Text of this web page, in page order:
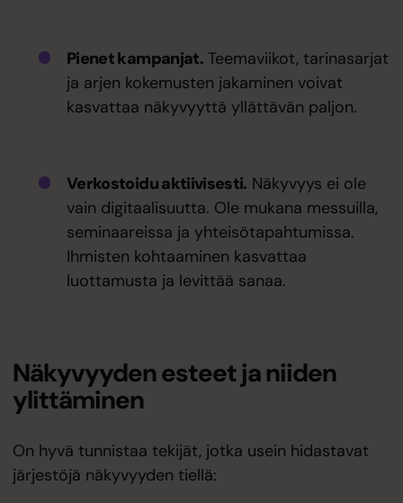
Pienet kampanjat.Teemaviikot, tarinasarjat
ja arjen kokemusten jakaminen voivat
kasvattaa näkyvyyttä yllättävän paljon.
Verkostoidu aktiivisesti. Näkyvyys ei ole
vain digitaalisuutta. Ole mukana messuilla,
seminaareissa ja yhteisötapahtumissa.
Ihmisten kohtaaminen kasvattaa
luottamusta ja levittää sanaa.
Näkyvyyden esteet ja niiden
ylittäminen
On hyvä tunnistaa tekijät, jotka usein hidastavat
järjestöjä näkyvyyden tiellä: